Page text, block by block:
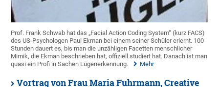
Prof. Frank Schwab hat das „Facial Action Coding System“ (kurz FACS)
des US-Psychologen Paul Ekman bei einem seiner Schüler erlernt. 100
Stunden dauert es, bis man die unzähligen Facetten menschlicher
Mimik, die Ekman beschrieben hat, offiziell studiert hat. Danach ist man
quasi ein Profi in Sachen Lügenerkennung.
Mehr
Vortrag von Frau Maria Fuhrmann, Creative